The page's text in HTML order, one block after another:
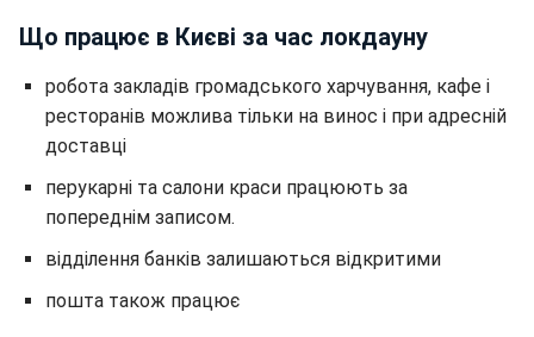
Що працює в Києві за час локдауну
робота закладів громадського харчування, кафе і
ресторанів можлива тільки на винос і при адресній
доставці
перукарні та салони краси працюють за
попереднім записом.
відділення банків залишаються відкритими
пошта також працює